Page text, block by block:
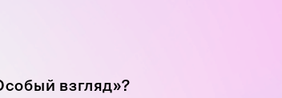
взгляд»?